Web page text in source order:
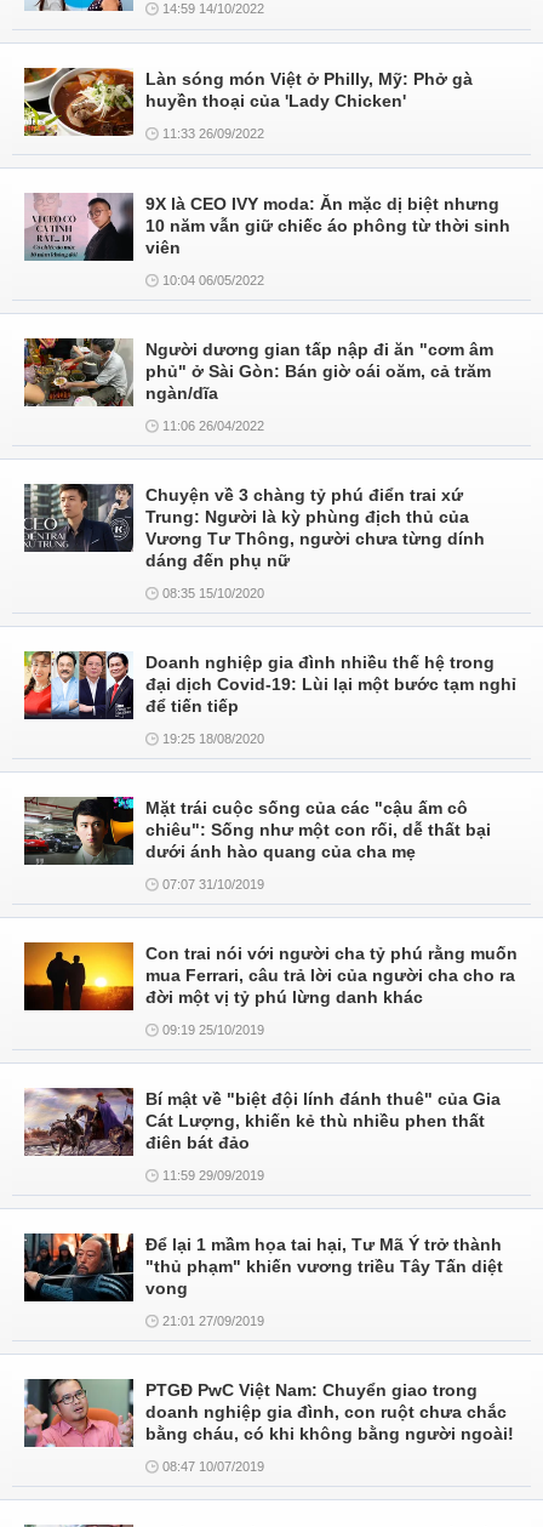
14:59 14/10/2022
Làn sóng món Việt ở Philly, Mỹ: Phở gà
huyền thoại của 'Lady Chicken'
11:33 26/09/2022
9X là CEO IVY moda: Ăn mặc dị biệt nhưng
10 năm vẫn giữ chiếc áo phông từ thời sinh
viên
10:04 06/05/2022
Người dương gian tấp nập đi ăn "cơm âm
phủ" ở Sài Gòn: Bán giờ oái oăm, cả trăm
ngàn/dĩa
11:06 26/04/2022
Chuyện về 3 chàng tỷ phú điển trai xứ
Trung: Người là kỳ phùng địch thủ của
Vương Tư Thông, người chưa từng dính
dáng đến phụ nữ
08:35 15/10/2020
Doanh nghiệp gia đình nhiều thế hệ trong
đại dịch Covid-19: Lùi lại một bước tạm nghỉ
để tiến tiếp
19:25 18/08/2020
Mặt trái cuộc sống của các "cậu ấm cô
chiêu": Sống như một con rối, dễ thất bại
dưới ánh hào quang của cha mẹ
07:07 31/10/2019
Con trai nói với người cha tỷ phú rằng muốn
mua Ferrari, câu trả lời của người cha cho ra
đời một vị tỷ phú lừng danh khác
09:19 25/10/2019
Bí mật về "biệt đội lính đánh thuê" của Gia
Cát Lượng, khiến kẻ thù nhiều phen thất
điên bát đảo
11:59 29/09/2019
Để lại 1 mầm họa tai hại, Tư Mã Ý trở thành
"thủ phạm" khiến vương triều Tây Tấn diệt
vong
21:01 27/09/2019
PTGĐ PwC Việt Nam: Chuyển giao trong
doanh nghiệp gia đình, con ruột chưa chắc
bằng cháu, có khi không bằng người ngoài!
08:47 10/07/2019